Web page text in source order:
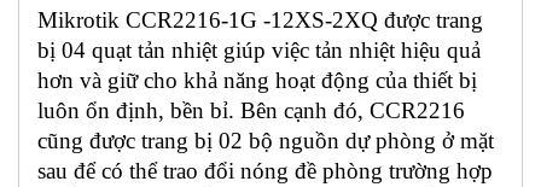
Mikrotik CCR2216-1G -12XS-2XQ được trang
bị 04 quạt tản nhiệt giúp việc tản nhiệt hiệu quả
hơn và giữ cho khả năng hoạt động của thiết bị
luôn ổn định, bền bỉ. Bên cạnh đó, CCR2216
cũng được trang bị 02 bộ nguồn dự phòng ở mặt
sau để có thể trao đổi nóng đề phòng trường hợp